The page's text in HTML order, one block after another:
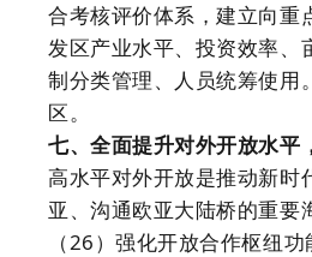
合考核评价体系，建立向重
发区产业水平、投资效率、
制分类管理、人员统筹使用
区。
七、全面提升对外开放水平
高水平对外开放是推动新时
亚、沟通欧亚大陆桥的重
（26）强化开放合作枢纽